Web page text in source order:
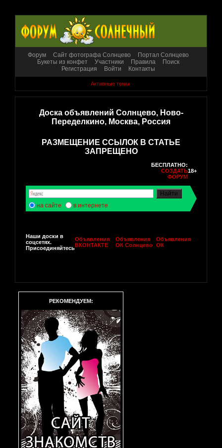
Форум Сайт фотографа Солнцево
Портал Солнцево
Букеты из конфет
Участники Правила
Поиск
Регистрация
Войти Контакты
Активные темы
Доска объявлений Солнцево, Ново-
Переделкино, Москва, Россия
РАЗМЕЩЕНИЕ ССЫЛОК В СТАТЬЕ
ЗАПРЕЩЕНО
БЕСПЛАТНО:
СОЗДАТЬ
ФОРУМ
18+
на сайте в интернете
Наши доски в
соцсетях.
Присоединяйтесь
Объявления
ВКОНТАКТЕ
Объявления
ОК Солнцево
Объявления
ОК
РЕКОМЕНДУЕМ: